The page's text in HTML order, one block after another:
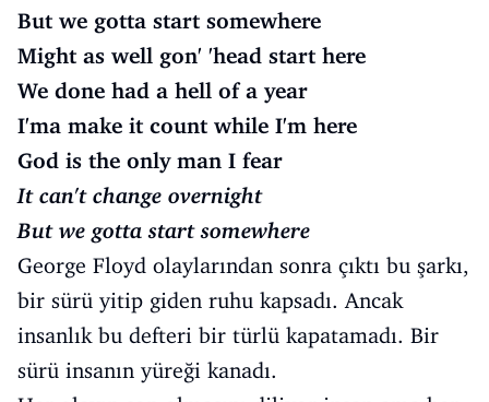
But we gotta start somewhere
Might as well gon' 'head start here
We done had a hell of a year
I'ma make it count while I'm here
God is the only man I fear
It can't change overnight
But we gotta start somewhere
George Floyd olaylarından sonra çıktı bu şarkı,
bir sürü yitip giden ruhu kapsadı. Ancak
insanlık bu defteri bir türlü kapatamadı. Bir
sürü insanın yüreği kanadı.